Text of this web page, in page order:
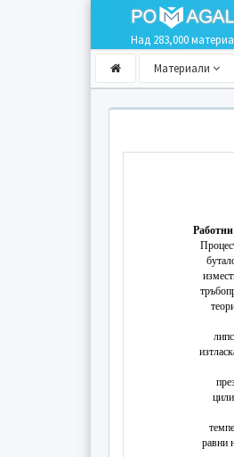
Над 283,000
Материали
равни